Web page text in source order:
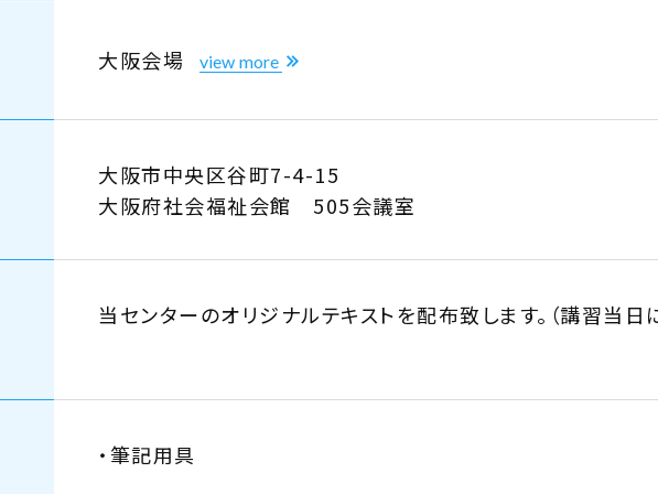
大阪会場 view more
大阪市中央区谷町7-4-15
大阪府社会福祉会館 505会議室
当センターのオリジナルテキストを配布致します。（講習当日
・筆記用具